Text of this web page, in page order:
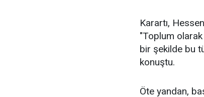
Karartı,
"Toplum
bir şekilde bu
konuştu.
Öte yandan,